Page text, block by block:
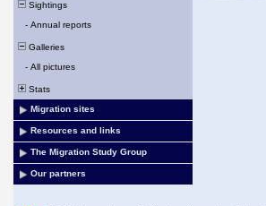
Sightings
- Annual reports
Galleries
- All pictures
Stats
Migration sites
Resources and links
The Migration Study Group
Our partners